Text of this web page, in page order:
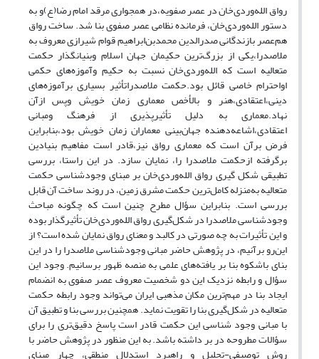
رواق الله‌وردی‌خان در عصر صفویه،در همجواری مرقد امام رضا(ع)و به
دستور الله‌وردی‌خان، فرمانده نظامی عصر صفوی بنا شد. ساخت رواق
هم‌عصر بازندگانی صدرالدین محمد‌بن‌ابراهیم قوام شیرازی معروف به
ملاصدرا،یکی از بزرگ‌ترین حکیمان جهان اسلام وبنیانگذار حکمت
متعالیه است که الله‌وردی‌خان نسبت به حکیم وآموزه‌های حکمی
اواحترام خاصی قائل بود.حکمت ملاصدراتأثیر بسیاری برآموزه‌های
دینی،اعتقادی،هنر و بالأخص معماری زمان خویش وپس ازآن
نهاد.معماری به دلیل تأثیرپذیری از فرهنگ ومبانی
اعتقادی،اشاعه‌دهنده جهان‌بینی معماران زمان خویش بود،بنابراین
فرض برآن است که معماری رواق نیز،قادر است مفاهیم بنیادین
برگرفته ازحکمت ملاصدرا را، نمایان سازد. در این راستا، بررسی
تطبیقی شکل گیری رواق الله‌وردی‌خان بر مبنای وجودشناسی حکمت
متعالیه به‌منزله کامل‌ترین حکمت مشرق زمین، در روند ساخت آن قابل
‌بررسی است. بنابراین سؤال مطرح چنین است که چگونه مباحث
وجودشناسی ملاصدرا در شکل‌گیری رواق الله‌وردی‌خان تأثیرگذار بوده
و این تأثیرات به چه صورتی در کالبد و معنای رواق نمایان شده است؟ از
این‌رو برآنیم، در پژوهش حاضر مبانی وجودشناسی ملاصدرا را در این
بنای باشکوه بنا بر یافته‌های علمی به منصه ظهور برسانیم. وجود این
سؤال و رابطه نزدیک این دو شخصیت معروف عصر صفوی به انضمام
ایجاد بنا در مهم‌ترین مکان مذهبی ایران می‌تواند وجود رابطه حکمت
متعالیه در شکل‌گیری بنا را تقویت نماید. همچنین بررسی بنا و تطبیق آن
با مبانی وجود شناسی این حکمت قادر است پاسخ دقیق‌تری را برای
سؤالات مطروحه در بر داشته باشد. به این منظور در پژوهش حاضر با
روش توصیفی-تحلیل و راهبرد استدلال منطقی، چهار مبنای